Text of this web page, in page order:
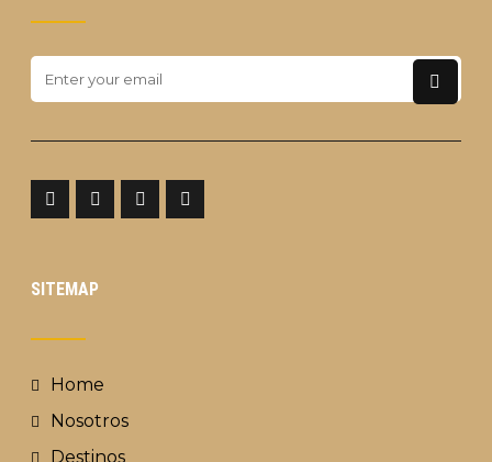
SITEMAP
Home
Nosotros
Destinos